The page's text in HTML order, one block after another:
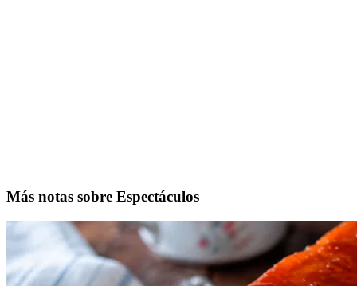
Más notas sobre Espectáculos